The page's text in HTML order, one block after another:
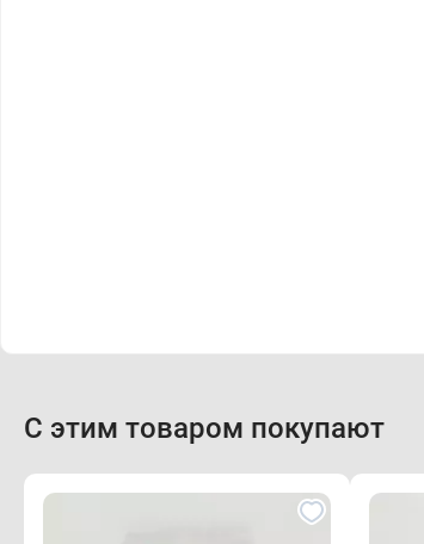
С этим товаром покупают